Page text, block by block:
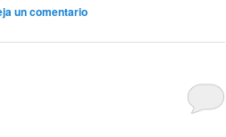
un comentario